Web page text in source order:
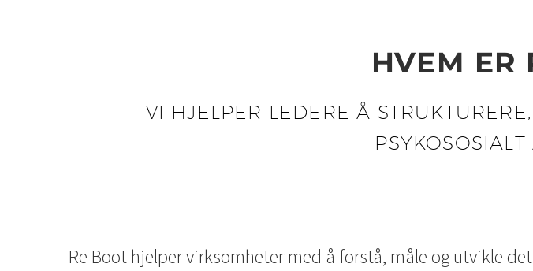
HVEM ER
VI HJELPER LEDERE Å
Re Boot hjelper virksomheter med å forstå, måle og utvikle